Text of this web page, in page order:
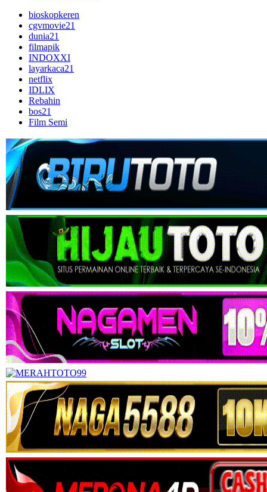
bioskopkeren
cgvmovie21
dunia21
filmapik
INDOXXI
layarkaca21
netflix
IDLIX
Rebahin
bos21
Film Semi